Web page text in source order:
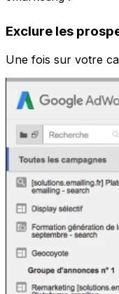
Exclure les
Une fois sur votre